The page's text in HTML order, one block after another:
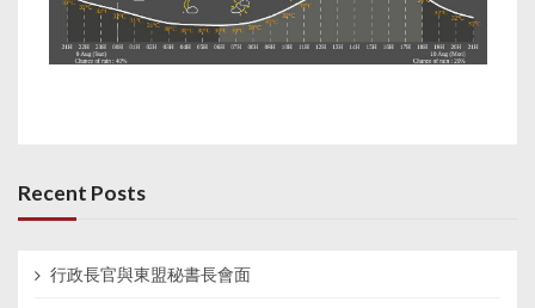
Recent Posts
行政長官與東盟秘書長會面